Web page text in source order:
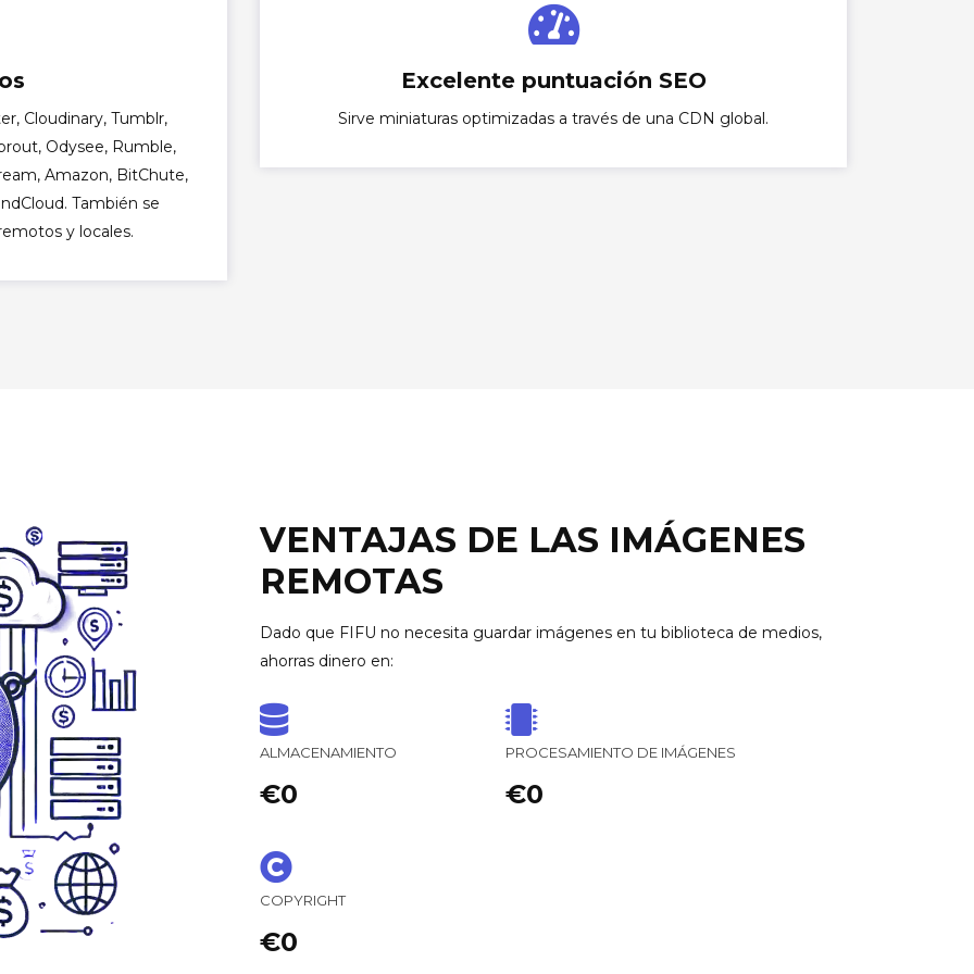
Cloudinary, Tumblr,
Odysee, Rumble,
Amazon, BitChute,
También se
y locales.
Excelente puntuación SEO
Sirve miniaturas optimizadas a través de una CDN global.
VENTAJAS DE LAS IMÁGENES
REMOTAS
Dado que FIFU no necesita guardar imágenes en tu biblioteca de medios,
ahorras dinero en:
ALMACENAMIENTO
€0
PROCESAMIENTO DE IMÁGENES
€0
COPYRIGHT
€0